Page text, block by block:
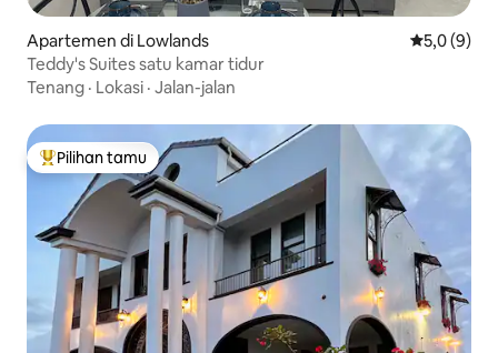
Apartemen di Lowlands Nilai rata-
5,0 (9)
Teddy's Suites satu kamar tidur
Tenang · Lokasi · Jalan-jalan
Pilihan tamu terpopuler
Pilihan tamu